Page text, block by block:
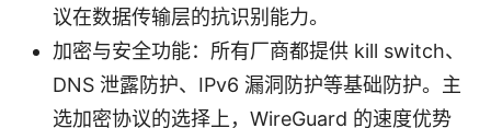
议在数据传输层的抗识别能力。
加密与安全功能：所有厂商都提供 kill switch、
DNS 泄露防护、IPv6 漏洞防护等基础防护。主
选加密协议的选择上，WireGuard 的速度优势